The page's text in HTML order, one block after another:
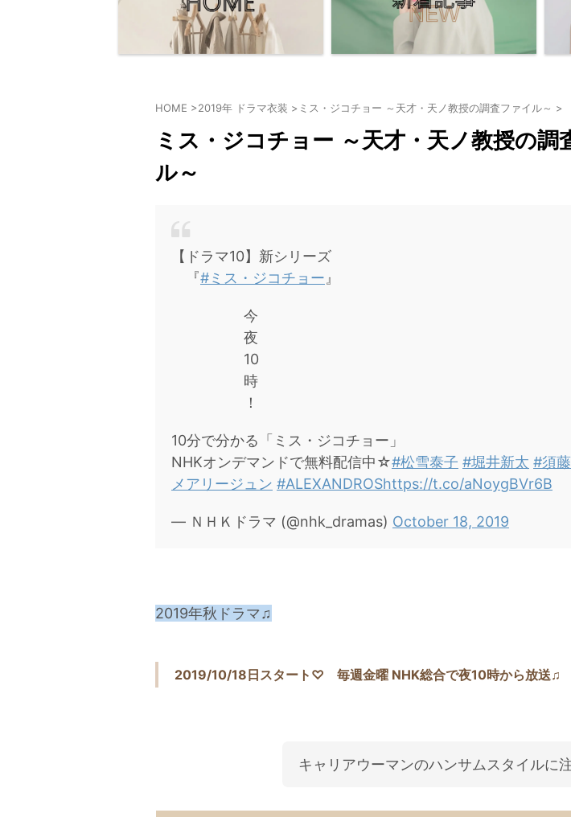
HOME >2019年 ドラマ衣装 > ミス・ジコチョー ～天才・天ノ教授の調査ファイル～ >
ミス・ジコチョー ～天才・天ノ教授の調
ル～
【ドラマ10】新シリーズ
『#ミス・ジコチョー 』
今
夜
10
時
！
10分で分かる「ミス・ジコチョー」
NHKオンデマンドで無料配信中☆#松雪泰子 #堀井新太 #須
メアリージュン #ALEXANDROShttps://t.co/aNoygBVr6B
— ＮＨＫドラマ (@nhk_dramas) October 18, 2019
2019年秋ドラマ♫
2019/10/18日スタート♡ 毎週金曜 NHK総合で夜10時から放送♫
キャリアウーマンのハンサムスタイルに